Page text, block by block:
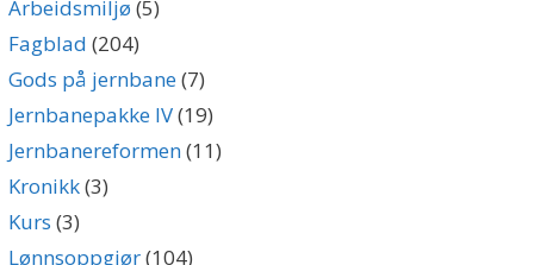
Arbeidsmiljø (5)
Fagblad (204)
Gods på jernbane(7)
Jernbanepakke IV(19)
Jernbanereformen(11)
Kronikk(3)
Kurs (3)
Lønnsoppgjør(104)